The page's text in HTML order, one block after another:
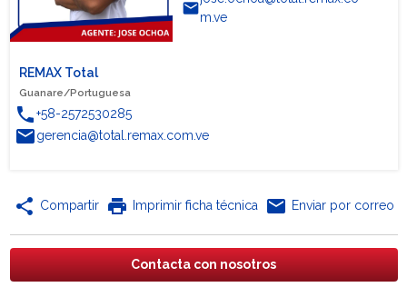
emailm.ve
REMAX Total
Guanare/Portuguesa
phone+58-2572530285
emailgerencia@total.remax.com.ve
share Compartir print Imprimir ficha técnica email Enviar por correo
Contacta con nosotros